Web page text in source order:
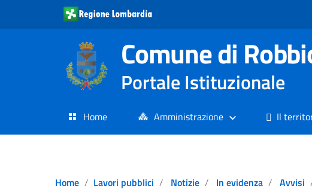
Comune di
Portale Istituzionale
Home Amministrazione Il
Home Lavori pubblici Notizie In evidenza Avvisi